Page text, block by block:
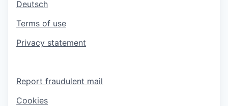
Deutsch
Terms of use
Privacy statement
Report fraudulent mail
Cookies